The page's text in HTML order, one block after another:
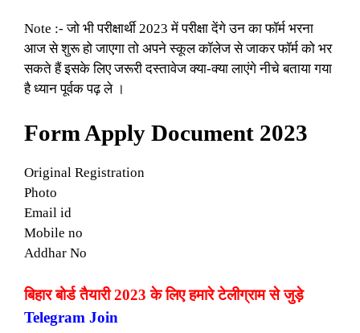
Note :- जो भी परीक्षार्थी 2023 में परीक्षा देंगे उन का फॉर्म भरना
आज से शुरू हो जाएगा तो अपने स्कूल कॉलेज से जाकर फॉर्म को भर
सकते हैं इसके लिए जरूरी दस्तावेज क्या-क्या लाएंगे नीचे बताया गया
है ध्यान पूर्वक पढ़ ले ।
Form Apply Document 2023
Original Registration
Photo
Email id
Mobile no
Addhar No
बिहार बोर्ड तैयारी 2023 के लिए हमारे टेलीग्राम से जुड़े
Telegram Join